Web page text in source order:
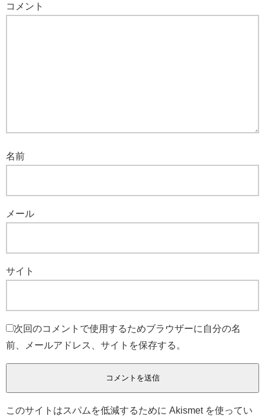
コメント
名前
メール
サイト
次回のコメントで使用するためブラウザーに自分の名
前、メールアドレス、サイトを保存する。
このサイトはスパムを低減するために Akismet を使ってい